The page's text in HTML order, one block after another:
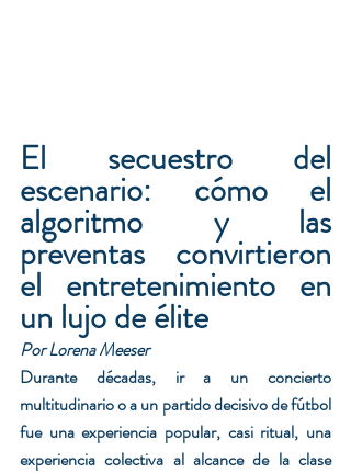
El secuestro del
escenario: cómo el
algoritmo y las
preventas convirtieron
el entretenimiento en
un lujo de élite
Por Lorena Meeser
Durante décadas, ir a un concierto
multitudinario o a un partido decisivo de fútbol
fue una experiencia popular, casi ritual, una
experiencia colectiva al alcance de la clase